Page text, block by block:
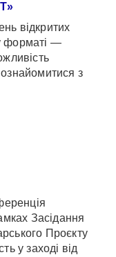
відкритих
форматі —
з
Засідання
Проєкту
у заході від